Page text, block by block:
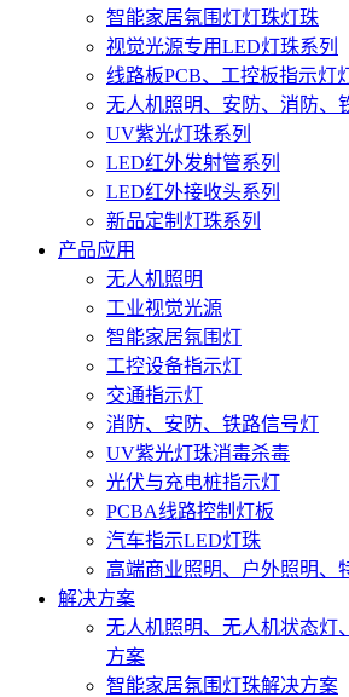
智能家居氛围灯灯珠灯珠
视觉光源专用LED灯珠系列
线路板PCB、工控板指示灯
无人机照明、安防、消防、
UV紫光灯珠系列
LED红外发射管系列
LED红外接收头系列
新品定制灯珠系列
产品应用
无人机照明
工业视觉光源
智能家居氛围灯
工控设备指示灯
交通指示灯
消防、安防、铁路信号灯
UV紫光灯珠消毒杀毒
光伏与充电桩指示灯
PCBA线路控制灯板
汽车指示LED灯珠
高端商业照明、户外照明、
解决方案
无人机照明、无人机状态灯
方案
智能家居氛围灯珠解决方案